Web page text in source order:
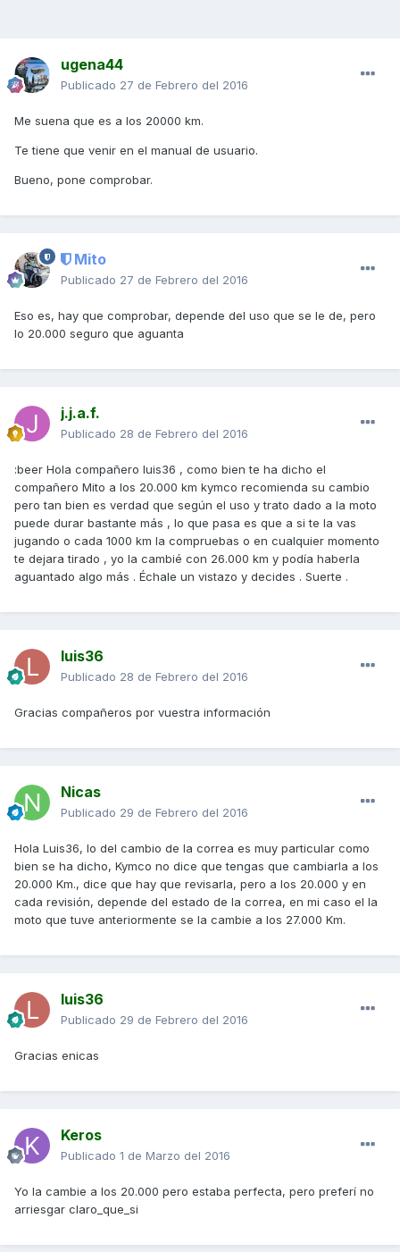
ugena44
Publicado 27 de Febrero del 2016
Me suena que es a los 20000 km.
Te tiene que venir en el manual de usuario.
Bueno, pone comprobar.
Mito
Publicado 27 de Febrero del 2016
Eso es, hay que comprobar, depende del uso que se le de, pero
lo 20.000 seguro que aguanta
j.j.a.f.
Publicado 28 de Febrero del 2016
:beer Hola compañero luis36 , como bien te ha dicho el
compañero Mito a los 20.000 km kymco recomienda su cambio
pero tan bien es verdad que según el uso y trato dado a la moto
puede durar bastante más , lo que pasa es que a si te la vas
jugando o cada 1000 km la compruebas o en cualquier momento
te dejara tirado , yo la cambié con 26.000 km y podía haberla
aguantado algo más . Échale un vistazo y decides . Suerte .
luis36
Publicado 28 de Febrero del 2016
Gracias compañeros por vuestra información
Nicas
Publicado 29 de Febrero del 2016
Hola Luis36, lo del cambio de la correa es muy particular como
bien se ha dicho, Kymco no dice que tengas que cambiarla a los
20.000 Km., dice que hay que revisarla, pero a los 20.000 y en
cada revisión, depende del estado de la correa, en mi caso el la
moto que tuve anteriormente se la cambie a los 27.000 Km.
luis36
Publicado 29 de Febrero del 2016
Gracias enicas
Keros
Publicado 1 de Marzo del 2016
Yo la cambie a los 20.000 pero estaba perfecta, pero preferí no
arriesgar claro_que_si